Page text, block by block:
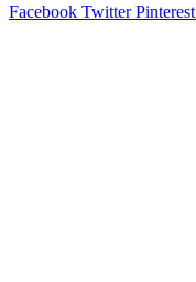
Facebook Twitter Pinterest